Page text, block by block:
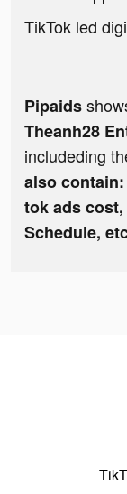
TikTok led
Pipaids
Theanh28
includeding
also
tok ads
Schedule,